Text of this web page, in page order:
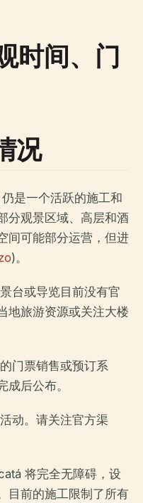
时间、门
况
是一个活跃的施工和
分观景区域、高层和酒
间可能部分运营，但进
)。
台或导览目前没有官
地旅游资源或关注大楼
门票销售或预订系
后公布。
动。请关注官方渠
将完全无障碍，设
目前的施工限制了所有